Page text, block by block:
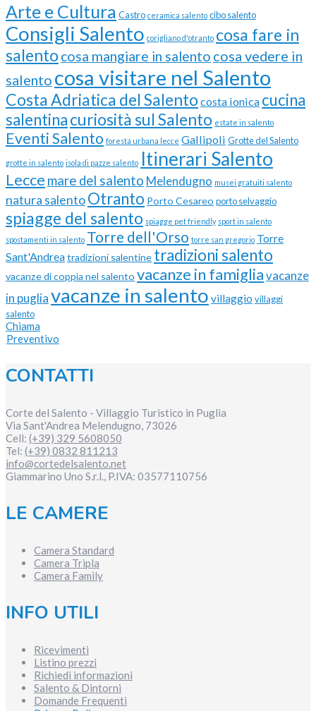
Arte e Cultura Castro ceramica salento cibo salento
Consigli Salento corigliano d'otranto cosa fare in
salentocosa mangiare in salento cosa vedere in
salento cosa visitare nel Salento
Costa Adriatica del Salento costa ionica cucina
salentinacuriosità sul Salento estate in salento
Eventi Salento foresta urbana lecce Gallipoli Grotte del Salento
grotte in salento isola di pazze salento Itinerari Salento
Lecce mare del salento Melendugno musei gratuiti salento
natura salentoOtranto Porto Cesareo porto selvaggio
spiagge del salento spiagge pet friendly sport in salento
spostamenti in salento Torre dell'Orso torre san gregorio Torre
Sant'Andreatradizioni salentine tradizioni salento
vacanze di coppia nel salento vacanze in famigliavacanze
in pugliavacanze in salento villaggio villaggi
salento
Chiama
Preventivo
CONTATTI
Corte del Salento - Villaggio Turistico in Puglia
Via Sant'Andrea Melendugno, 73026
Cell: (+39) 329 5608050
Tel: (+39) 0832 811213
info@cortedelsalento.net
Giammarino Uno S.r.l., P.IVA: 03577110756
LE CAMERE
Camera Standard
Camera Tripla
Camera Family
INFO UTILI
Ricevimenti
Listino prezzi
Richiedi informazioni
Salento & Dintorni
Domande Frequenti